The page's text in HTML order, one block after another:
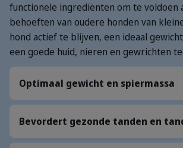
functionele ingrediënten om te voldoen
behoeften van oudere honden van
hond actief te blijven, een ideaal
een goede huid, nieren en gewrichten
Optimaal gewicht en spiermassa
Bevordert gezonde tanden en